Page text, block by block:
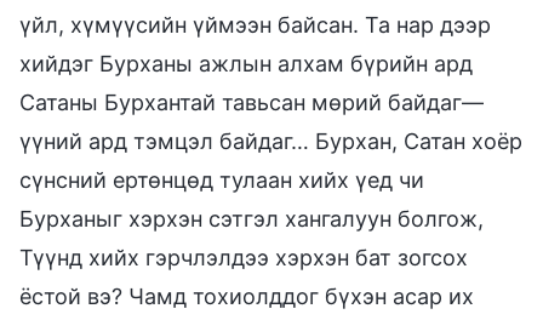
үйл, хүмүүсийн үймээн байсан. Та нар дээр
хийдэг Бурханы ажлын алхам бүрийн ард
Сатаны Бурхантай тавьсан мөрий байдаг—
үүний ард тэмцэл байдаг… Бурхан, Сатан хоёр
сүнсний ертөнцөд тулаан хийх үед чи
Бурханыг хэрхэн сэтгэл хангалуун болгож,
Түүнд хийх гэрчлэлдээ хэрхэн бат зогсох
ёстой вэ? Чамд тохиолддог бүхэн асар их